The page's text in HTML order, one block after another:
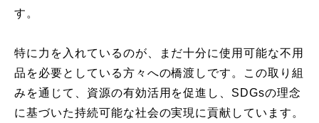
す。
特に力を入れているのが、まだ十分に使用可能な不用
品を必要としている方々への橋渡しです。この取り組
みを通じて、資源の有効活用を促進し、SDGsの理念
に基づいた持続可能な社会の実現に貢献しています。